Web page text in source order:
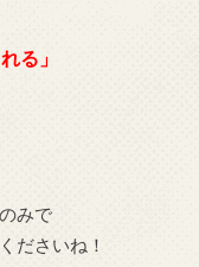
る」
みで
ださいね！